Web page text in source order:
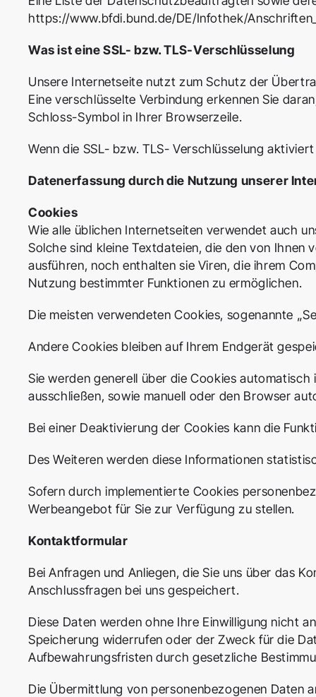
https://www.bfdi.bund.de/DE/Infothek/
Was ist eine SSL- bzw. TLS-Verschlüsselung
Unsere Internetseite nutzt zum Schutz der
Eine verschlüsselte Verbindung erkennen Sie
Schloss-Symbol in Ihrer Browserzeile.
Wenn die SSL- bzw. TLS- Verschlüsselung
Datenerfassung durch die Nutzung unserer
Cookies
Wie alle üblichen Internetseiten verwendet auch
Solche sind kleine Textdateien, die den von
ausführen, noch enthalten sie Viren, die ihrem
Nutzung bestimmter Funktionen zu ermöglichen.
Die meisten verwendeten Cookies, sogenannte
Andere Cookies bleiben auf Ihrem Endgerät
Sie werden generell über die Cookies
ausschließen, sowie manuell oder den Browser
Bei einer Deaktivierung der Cookies kann die
Des Weiteren werden diese Informationen
Sofern durch implementierte Cookies
Werbeangebot für Sie zur Verfügung zu stellen.
Kontaktformular
Bei Anfragen und Anliegen, die Sie uns über das
Anschlussfragen bei uns gespeichert.
Diese Daten werden ohne Ihre Einwilligung nicht
Speicherung widerrufen oder der Zweck für die
Aufbewahrungsfristen durch gesetzliche
Die Übermittlung von personenbezogenen Daten